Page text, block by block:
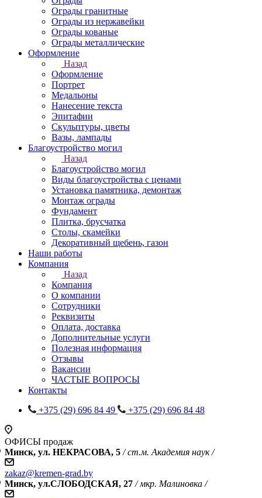
Ограды гранитные
Ограды из нержавейки
Ограды кованые
Ограды металлические
Оформление
Назад
Оформление
Портрет
Медальоны
Нанесение текста
Эпитафии
Скульптуры, цветы
Вазы, лампады
Благоустройство могил
Назад
Благоустройство могил
Виды благоустройства с ценами
Установка памятника, демонтаж
Монтаж ограды
Фундамент
Плитка, брусчатка
Столы, скамейки
Декоративный щебень, газон
Наши работы
Компания
Назад
Компания
О компании
Сотрудники
Реквизиты
Оплата, доставка
Дополнительные услуги
Полезная информация
Отзывы
Вакансии
ЧАСТЫЕ ВОПРОСЫ
Контакты
+375 (29) 696 84 49
+375 (29) 696 84 48
ОФИСЫ продаж
Минск, ул. НЕКРАСОВА, 5 / ст.м. Академия наук /
zakaz@kremen-grad.by
Минск, ул.СЛОБОДСКАЯ, 27 / мкр. Малиновка /